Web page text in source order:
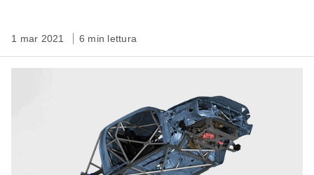
1 mar 2021 6 min lettura